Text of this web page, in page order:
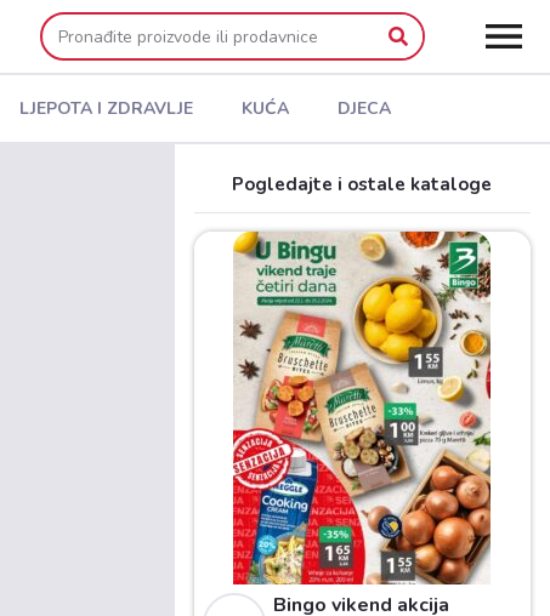
LJEPOTA I ZDRAVLJE KUĆA DJECA
Pogledajte i ostale kataloge
Bingo vikend akcija